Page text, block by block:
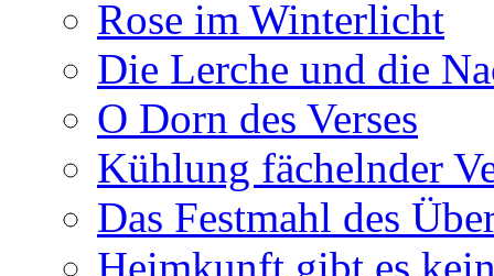
Rose im Winterlicht
Die Lerche und die
O Dorn des Verses
Kühlung fächelnder
Das Festmahl des